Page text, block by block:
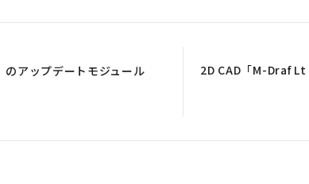
アップデートモジュール
2D CAD「M-Draf